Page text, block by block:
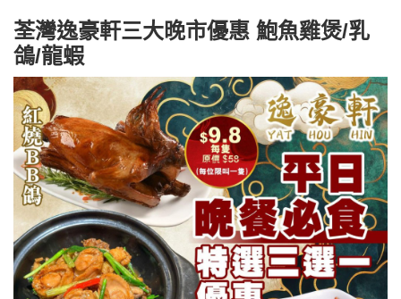
荃灣逸豪軒三大晚市優惠 鮑魚雞煲/乳
鴿/龍蝦